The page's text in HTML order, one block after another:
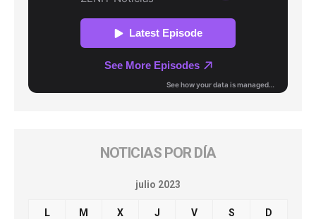
NOTICIAS POR DÍA
julio 2023
L M X J V S D